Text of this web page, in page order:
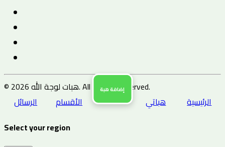
© 2026 هبات لوجة الله. All Rights Reserved.
الرئيسية
هباتي
إضافة هبة
الأقسام
الرسائل
Select your region